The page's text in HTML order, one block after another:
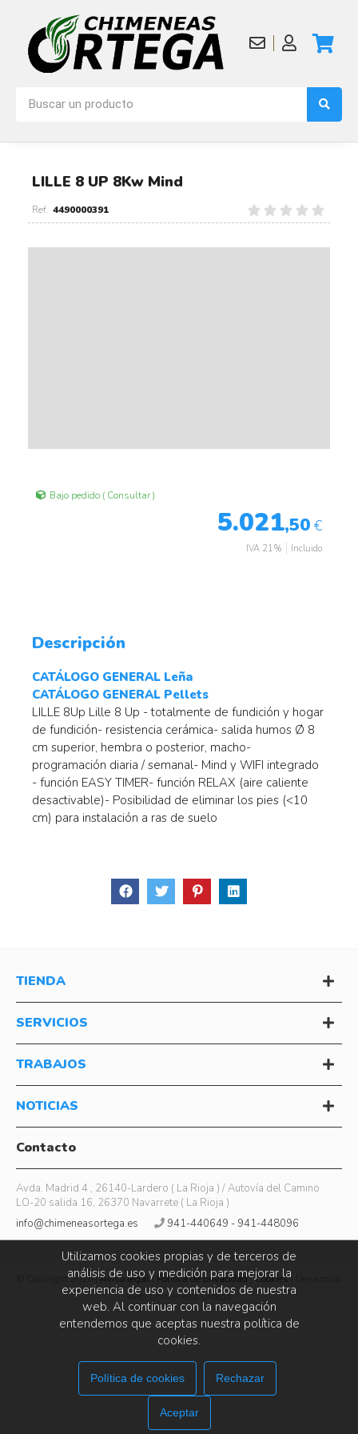
LILLE 8 UP 8Kw Mind
4490000391
Bajo pedido ( Consultar )
5.021,50 €
IVA 21% Incluido
Descripción
CATÁLOGO GENERAL Leña
CATÁLOGO GENERAL Pellets
LILLE 8Up Lille 8 Up - totalmente de fundición y hogar
de fundición- resistencia cerámica- salida humos Ø 8
cm superior, hembra o posterior, macho-
programación diaria / semanal- Mind y WIFI integrado
- función EASY TIMER- función RELAX (aire caliente
desactivable)- Posibilidad de eliminar los pies (<10
cm) para instalación a ras de suelo
TIENDA
SERVICIOS
TRABAJOS
NOTICIAS
Contacto
Avda. Madrid 4 , 26140-Lardero ( La Rioja ) / Autovía del Camino
LO-20 salida 16, 26370 Navarrete ( La Rioja )
info@chimeneasortega.es
941-440649 - 941-448096
© Copyright 2026 |Aviso legal| Política de privacidad|Cookies| Desarrollo
web: Chimeneas Ortega
Utilizamos cookies propias y de terceros de
análisis de uso y medición para mejorar la
experiencia de uso y contenidos de nuestra
web. Al continuar con la navegación
entendemos que aceptas nuestra política de
cookies.
Política de cookies Rechazar
Aceptar